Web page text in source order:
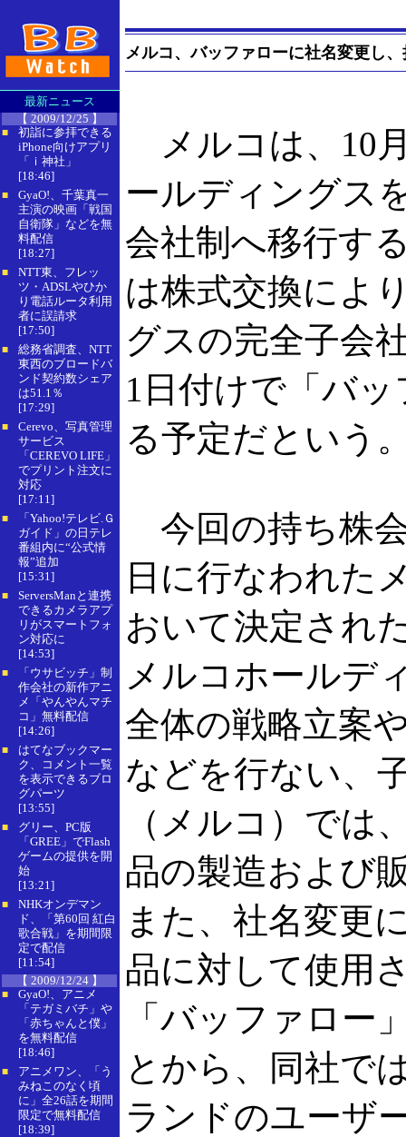
最新ニュース
【 2009/12/25 】
■
初詣に参拝できる
iPhone向けアプリ
「ｉ神社」
[18:46]
■
GyaO!、千葉真一
主演の映画「戦国
自衛隊」などを無
料配信
[18:27]
■
NTT東、フレッ
ツ・ADSLやひか
り電話ルータ利用
者に誤請求
[17:50]
■
総務省調査、NTT
東西のブロードバ
ンド契約数シェア
は51.1％
[17:29]
■
Cerevo、写真管理
サービス
「CEREVO LIFE」
でプリント注文に
対応
[17:11]
■
「Yahoo!テレビ.Ｇ
ガイド」の日テレ
番組内に“公式情
報”追加
[15:31]
■
ServersManと連携
できるカメラアプ
リがスマートフォ
ン対応に
[14:53]
■
「ウサビッチ」制
作会社の新作アニ
メ「やんやんマチ
コ」無料配信
[14:26]
■
はてなブックマー
ク、コメント一覧
を表示できるブロ
グパーツ
[13:55]
■
グリー、PC版
「GREE」でFlash
ゲームの提供を開
始
[13:21]
■
NHKオンデマン
ド、「第60回 紅白
歌合戦」を期間限
定で配信
[11:54]
【 2009/12/24 】
■
GyaO!、アニメ
「テガミバチ」や
「赤ちゃんと僕」
を無料配信
[18:46]
■
アニメワン、「う
みねこのなく頃
に」全26話を期間
限定で無料配信
[18:39]
メルコ、バッファローに社名変更し
メルコは、10
ールディングス
会社制へ移行す
は株式交換によ
グスの完全子会
1日付けで「バ
る予定だという
今回の持ち株
日に行なわれた
おいて決定され
メルコホールデ
全体の戦略立案
などを行ない、
（メルコ）では
品の製造および
また、社名変更
品に対して使用
「バッファロー
とから、同社で
ランドのユーザ